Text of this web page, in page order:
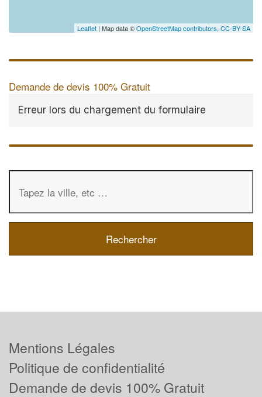
Leaflet | Map data ©OpenStreetMap contributors, CC-BY-SA
Demande de devis 100% Gratuit
Erreur lors du chargement du formulaire
Mentions Légales
Politique de confidentialité
Demande de devis 100% Gratuit